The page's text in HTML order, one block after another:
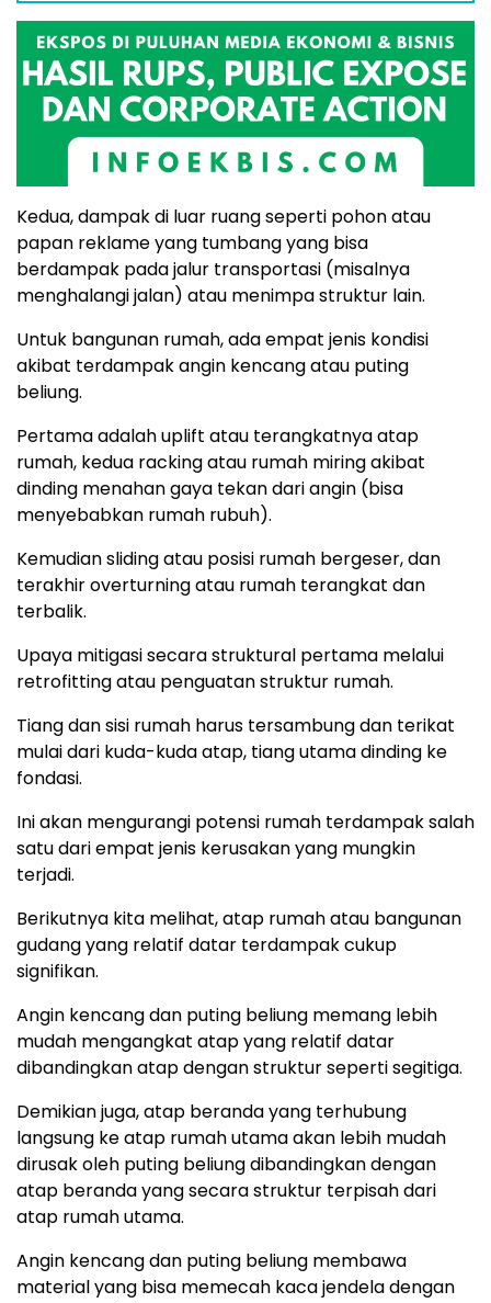
Kedua, dampak di luar ruang seperti pohon atau
papan reklame yang tumbang yang bisa
berdampak pada jalur transportasi (misalnya
menghalangi jalan) atau menimpa struktur lain.
Untuk bangunan rumah, ada empat jenis kondisi
akibat terdampak angin kencang atau puting
beliung.
Pertama adalah uplift atau terangkatnya atap
rumah, kedua racking atau rumah miring akibat
dinding menahan gaya tekan dari angin (bisa
menyebabkan rumah rubuh).
Kemudian sliding atau posisi rumah bergeser, dan
terakhir overturning atau rumah terangkat dan
terbalik.
Upaya mitigasi secara struktural pertama melalui
retrofitting atau penguatan struktur rumah.
Tiang dan sisi rumah harus tersambung dan terikat
mulai dari kuda-kuda atap, tiang utama dinding ke
fondasi.
Ini akan mengurangi potensi rumah terdampak salah
satu dari empat jenis kerusakan yang mungkin
terjadi.
Berikutnya kita melihat, atap rumah atau bangunan
gudang yang relatif datar terdampak cukup
signifikan.
Angin kencang dan puting beliung memang lebih
mudah mengangkat atap yang relatif datar
dibandingkan atap dengan struktur seperti segitiga.
Demikian juga, atap beranda yang terhubung
langsung ke atap rumah utama akan lebih mudah
dirusak oleh puting beliung dibandingkan dengan
atap beranda yang secara struktur terpisah dari
atap rumah utama.
Angin kencang dan puting beliung membawa
material yang bisa memecah kaca jendela dengan